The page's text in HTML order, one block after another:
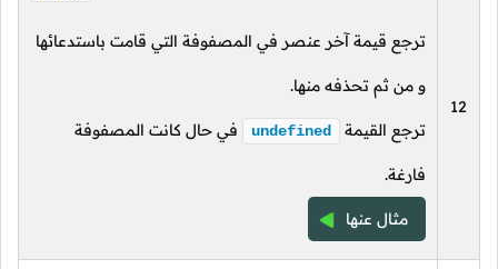
12
ترجع قيمة آخر عنصر في المصفوفة التي قامت باستدعائها
و من ثم تحذفه منها.
ترجع القيمة undefined في حال كانت المصفوفة
فارغة.
مثال عنها